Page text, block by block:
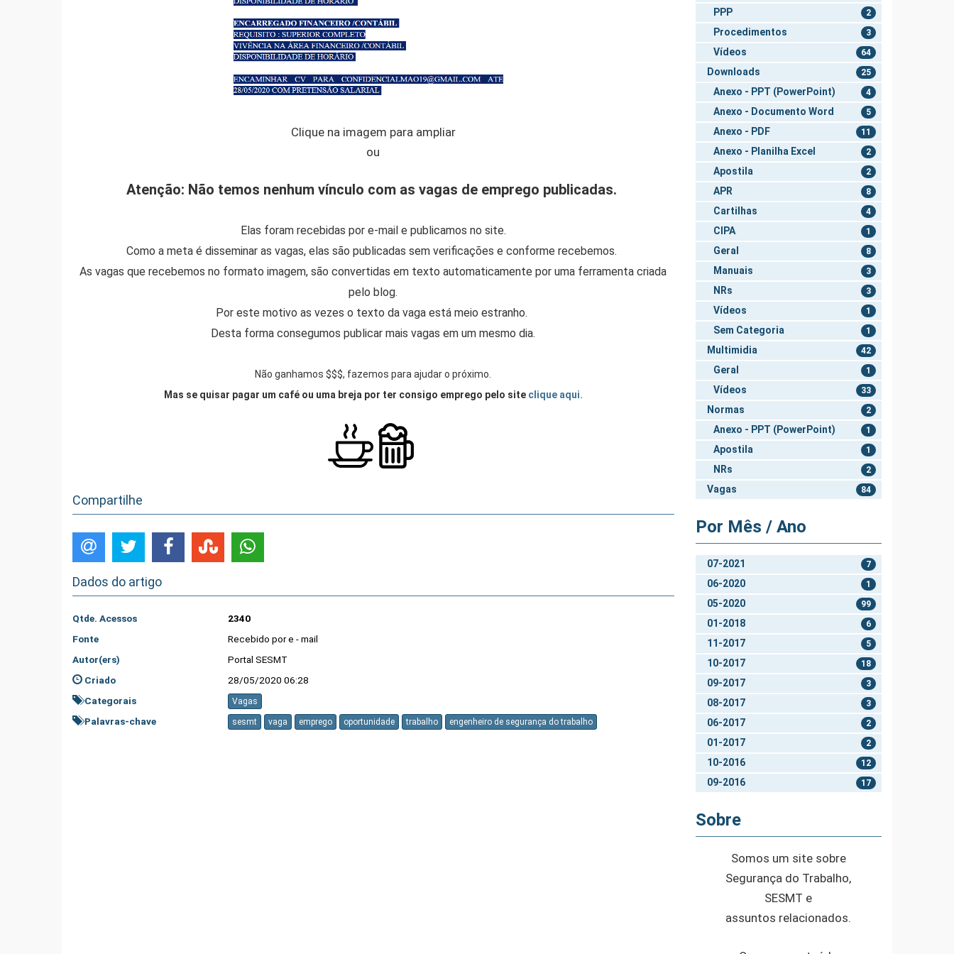
Clique na imagem para ampliar
ou
Atenção: Não temos nenhum vínculo com as vagas de emprego publicadas.
Elas foram recebidas por e-mail e publicamos no site.
Como a meta é disseminar as vagas, elas são publicadas sem verificações e conforme recebemos.
As vagas que recebemos no formato imagem, são convertidas em texto automaticamente por uma ferramenta criada
pelo blog.
Por este motivo as vezes o texto da vaga está meio estranho.
Desta forma consegumos publicar mais vagas em um mesmo dia.
Não ganhamos $$$, fazemos para ajudar o próximo.
Mas se quisar pagar um café ou uma breja por ter consigo emprego pelo site clique aqui.
Compartilhe
Dados do artigo
Qtde. Acessos
2340
Fonte
Recebido por e - mail
Autor(ers)
Portal SESMT
Criado
28/05/2020 06:28
Categorais
Vagas
Palavras-chave sesmt vaga emprego oportunidade trabalho engenheiro de segurança do trabalho
PPP 2
Procedimentos 3
Vídeos 64
Downloads 25
Anexo - PPT (PowerPoint) 4
Anexo - Documento Word 5
Anexo - PDF 11
Anexo - Planilha Excel 2
Apostila 2
APR 8
Cartilhas 4
CIPA 1
Geral 8
Manuais 3
NRs 3
Vídeos 1
Sem Categoria 1
Multimidia 42
Geral 1
Vídeos 33
Normas 2
Anexo - PPT (PowerPoint) 1
Apostila 1
NRs 2
Vagas 84
Por Mês / Ano
07-2021 7
06-2020 1
05-2020 99
01-2018 6
11-2017 5
10-2017 18
09-2017 3
08-2017 3
06-2017 2
01-2017 2
10-2016 12
09-2016 17
Sobre
Somos um site sobre
Segurança do Trabalho,
SESMT e
assuntos relacionados.